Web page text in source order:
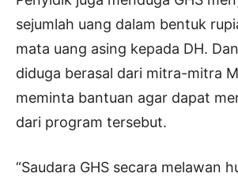
sejumlah uang dalam bentuk
mata uang asing kepada DH.
diduga berasal dari mitra-mitra
meminta bantuan agar dapat
dari program tersebut.
“Saudara GHS secara melawan